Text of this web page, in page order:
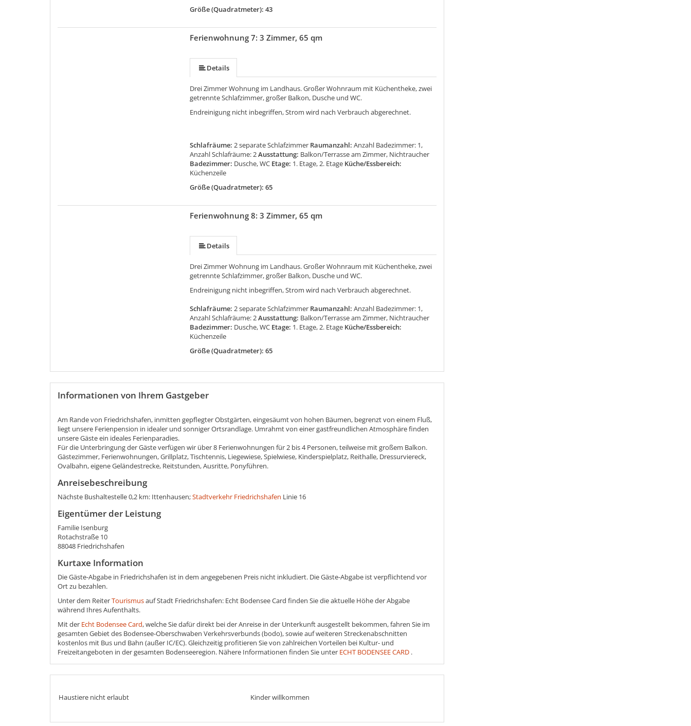
Größe (Quadratmeter): 43
Ferienwohnung 7: 3 Zimmer, 65 qm
Details
Drei Zimmer Wohnung im Landhaus. Großer Wohnraum mit Küchentheke, zwei
getrennte Schlafzimmer, großer Balkon, Dusche und WC.
Endreinigung nicht inbegriffen, Strom wird nach Verbrauch abgerechnet.
Schlafräume: 2 separate Schlafzimmer Raumanzahl:Anzahl Badezimmer: 1,
Anzahl Schlafräume: 2Ausstattung: Balkon/Terrasse am Zimmer, Nichtraucher
Badezimmer: Dusche, WC Etage: 1. Etage, 2. Etage Küche/Essbereich:
Küchenzeile
Größe (Quadratmeter): 65
Ferienwohnung 8: 3 Zimmer, 65 qm
Details
Drei Zimmer Wohnung im Landhaus. Großer Wohnraum mit Küchentheke, zwei
getrennte Schlafzimmer, großer Balkon, Dusche und WC.
Endreinigung nicht inbegriffen, Strom wird nach Verbrauch abgerechnet.
Schlafräume: 2 separate Schlafzimmer Raumanzahl:Anzahl Badezimmer: 1,
Anzahl Schlafräume: 2Ausstattung: Balkon/Terrasse am Zimmer, Nichtraucher
Badezimmer: Dusche, WC Etage: 1. Etage, 2. Etage Küche/Essbereich:
Küchenzeile
Größe (Quadratmeter): 65
Informationen von Ihrem Gastgeber
Am Rande von Friedrichshafen, inmitten gepflegter Obstgärten, eingesäumt von hohen Bäumen, begrenzt von einem Fluß,
liegt unsere Ferienpension in idealer und sonniger Ortsrandlage. Umrahmt von einer gastfreundlichen Atmosphäre finden
unsere Gäste ein ideales Ferienparadies.
Für die Unterbringung der Gäste verfügen wir über 8 Ferienwohnungen für 2 bis 4 Personen, teilweise mit großem Balkon.
Gästezimmer, Ferienwohnungen, Grillplatz, Tischtennis, Liegewiese, Spielwiese, Kinderspielplatz, Reithalle, Dressurviereck,
Ovalbahn, eigene Geländestrecke, Reitstunden, Ausritte, Ponyführen.
Anreisebeschreibung
Nächste Bushaltestelle 0,2 km: Ittenhausen;Stadtverkehr Friedrichshafen Linie 16
Eigentümer der Leistung
Familie Isenburg
Rotachstraße 10
88048 Friedrichshafen
Kurtaxe Information
Die Gäste-Abgabe in Friedrichshafen ist in dem angegebenen Preis nicht inkludiert. Die Gäste-Abgabe ist verpflichtend vor
Ort zu bezahlen.
Unter dem ReiterTourismusauf Stadt Friedrichshafen: Echt Bodensee Card finden Sie die aktuelle Höhe der Abgabe
während Ihres Aufenthalts.
Mit der Echt Bodensee Card, welche Sie dafür direkt bei der Anreise in der Unterkunft ausgestellt bekommen, fahren Sie im
gesamten Gebiet des Bodensee-Oberschwaben Verkehrsverbunds (bodo), sowie auf weiteren Streckenabschnitten
kostenlos mit Bus und Bahn (außer IC/EC). Gleichzeitig profitieren Sie von zahlreichen Vorteilen bei Kultur- und
Freizeitangeboten in der gesamten Bodenseeregion. Nähere Informationen finden Sie unter ECHT BODENSEE CARD .
Haustiere nicht erlaubt Kinder willkommen